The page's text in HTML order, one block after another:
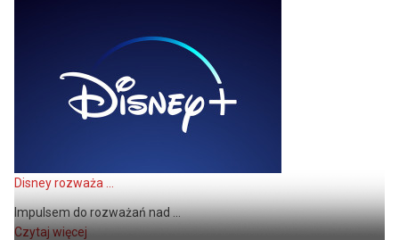
Disney rozważa ...
Impulsem do rozważań nad ...
Czytaj więcej